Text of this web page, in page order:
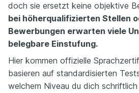
doch sie ersetzt keine objektive
bei höherqualifizierten Stellen
Bewerbungen erwarten viele
belegbare Einstufung.
Hier kommen offizielle
basieren auf standardisierten
welchem Niveau du dich